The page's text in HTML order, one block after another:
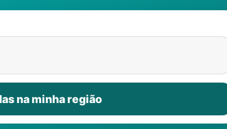
na minha região